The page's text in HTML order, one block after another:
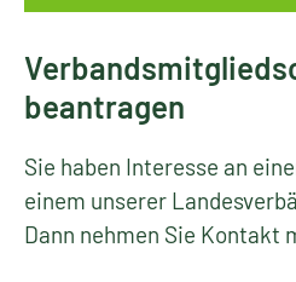
beantragen
Sie haben Interesse an
einem unserer
Dann nehmen Sie Kontakt